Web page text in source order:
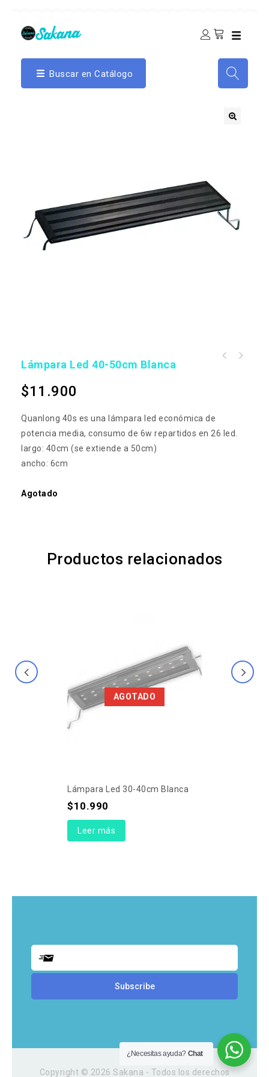
Buscar en Catálogo
Lámpara Led 40-50cm Blanca
$11.900
Quanlong 40s es una lámpara led económica de
potencia media, consumo de 6w repartidos en 26 led.
largo: 40cm (se extiende a 50cm)
ancho: 6cm
Agotado
Productos relacionados
AGOTADO
Lámpara Led 30-40cm Blanca
$10.990
Leer más
Copyright © 2026 Sakana - Todos los derechos
¿Necesitas ayuda? Chat